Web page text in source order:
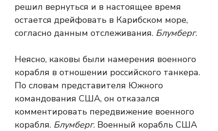
решил вернуться и в настоящее время
остается дрейфовать в Карибском море,
согласно данным отслеживания. Блумберг.
Неясно, каковы были намерения военного
корабля в отношении российского танкера.
По словам представителя Южного
командования США, он отказался
комментировать передвижение военного
корабля. Блумберг. Военный корабль США